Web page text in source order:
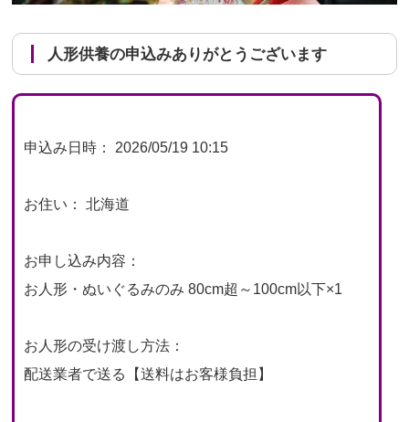
人形供養の申込みありがとうございます
申込み日時： 2026/05/19 10:15
お住い： 北海道
お申し込み内容：
お人形・ぬいぐるみのみ 80cm超～100cm以下×1
お人形の受け渡し方法：
配送業者で送る【送料はお客様負担】